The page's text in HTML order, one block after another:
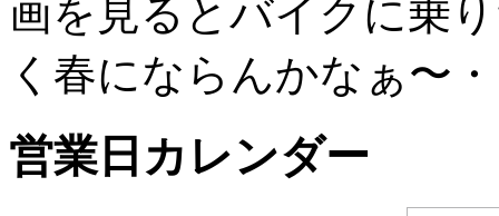
画を見るとバイクに乗
く春にならんかなぁ〜
営業日カレンダー